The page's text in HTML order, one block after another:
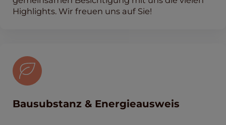
Highlights. Wir freuen uns auf Sie!
Bausubstanz & Energieausweis